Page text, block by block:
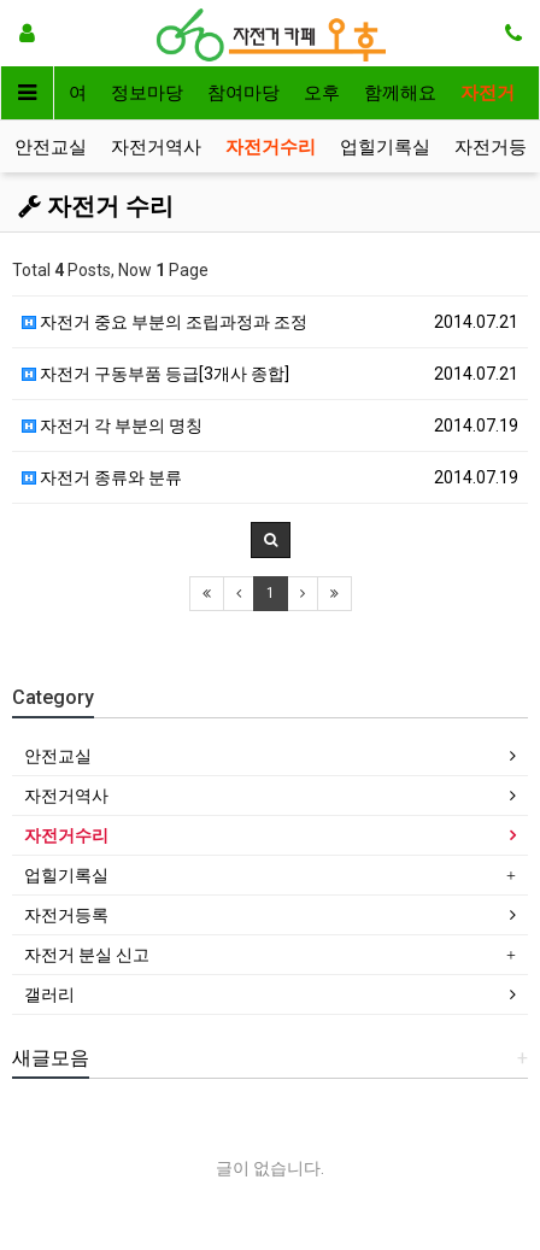
전거대여 정보마당 참여마당 오후 함께해요 자전거
안전교실 자전거역사 자전거수리 업힐기록실 자전거등
자전거 수리
Total 4 Posts, Now 1 Page
2014.07.21
자전거 중요 부분의 조립과정과 조정
2014.07.21
자전거 구동부품 등급[3개사 종합]
2014.07.19
자전거 각 부분의 명칭
2014.07.19
자전거 종류와 분류
1
Category
안전교실
자전거역사
자전거수리
업힐기록실
자전거등록
자전거 분실 신고
갤러리
+
새글모음
글이 없습니다.